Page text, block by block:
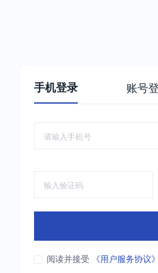
手机登录 账号
阅读并接受 《用户服务协议》